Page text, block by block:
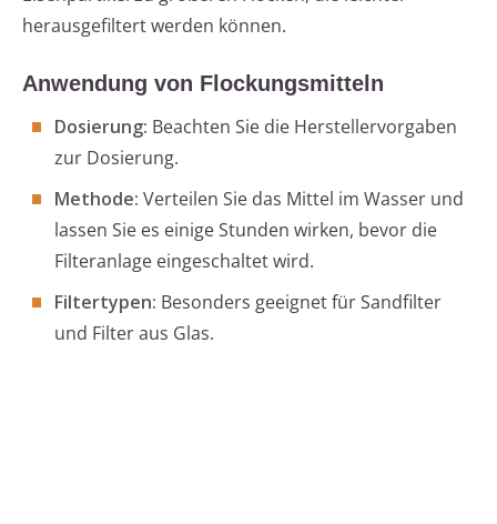
herausgefiltert werden können.
Anwendung von Flockungsmitteln
Dosierung: Beachten Sie die Herstellervorgaben
zur Dosierung.
Methode: Verteilen Sie das Mittel im Wasser und
lassen Sie es einige Stunden wirken, bevor die
Filteranlage eingeschaltet wird.
Filtertypen: Besonders geeignet für Sandfilter
und Filter aus Glas.